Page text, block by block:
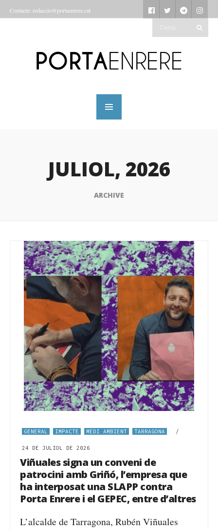
Contacte: redaccio@portaenrere.cat
JULIOL, 2026
ARCHIVE
GENERAL IMPACTE MEDI AMBIENT TARRAGONA /
24 DE JULIOL DE 2026
Viñuales signa un conveni de
patrocini amb Griñó, l’empresa que
ha interposat una SLAPP contra
Porta Enrere i el GEPEC, entre d’altres
L’alcalde de Tarragona, Rubén Viñuales